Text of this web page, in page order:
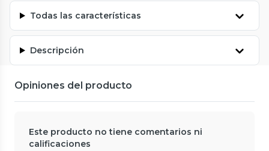
Todas las características
Descripción
Opiniones del producto
Este producto no tiene comentarios ni
calificaciones